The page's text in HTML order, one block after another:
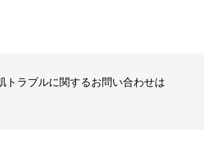
トラブルに関するお問い合わせは